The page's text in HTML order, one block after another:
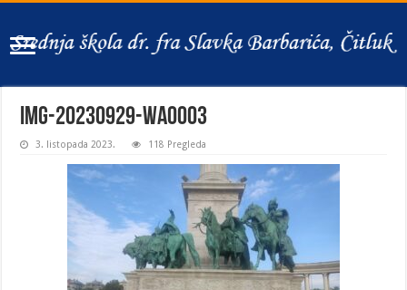
IMG-20230929-WA0003
3. listopada 2023. 118 Pregleda